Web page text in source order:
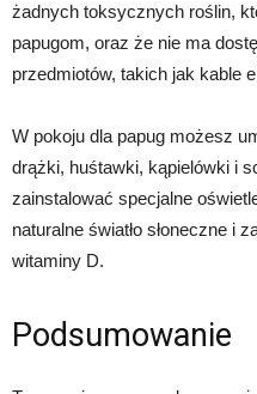
żadnych toksycznych roślin,
papugom, oraz że nie ma
przedmiotów, takich jak kable
W pokoju dla papug możesz
drążki, huśtawki, kąpielówki i
zainstalować specjalne
naturalne światło słoneczne i
witaminy D.
Podsumowanie